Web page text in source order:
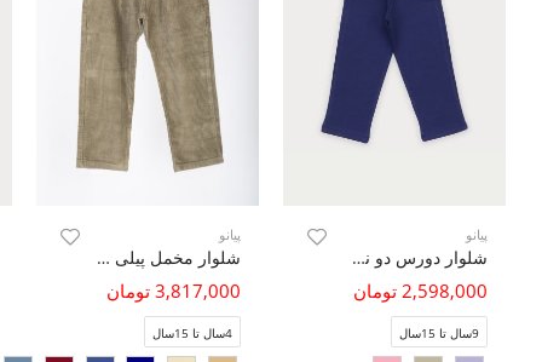
پیانو
شلوار دورس دو نخ جیب دار (ست با کد 10371)
2,598,000 تومان
9سال تا 15سال
پیانو
شلوار مخمل پیلی دار
3,817,000 تومان
4سال تا 15سال